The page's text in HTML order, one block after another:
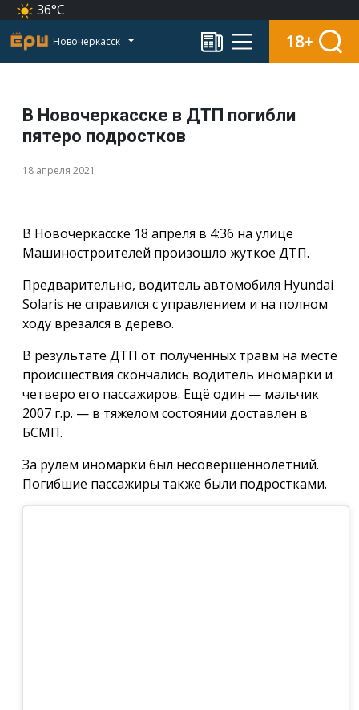
36°C
Новочеркасск 18+
В Новочеркасске в ДТП погибли
пятеро подростков
18 апреля 2021
В Новочеркасске 18 апреля в 4:36 на улице
Машиностроителей произошло жуткое ДТП.
Предварительно, водитель автомобиля Hyundai
Solaris не справился с управлением и на полном
ходу врезался в дерево.
В результате ДТП от полученных травм на месте
происшествия скончались водитель иномарки и
четверо его пассажиров. Ещё один — мальчик
2007 г.р. — в тяжелом состоянии доставлен в
БСМП.
За рулем иномарки был несовершеннолетний.
Погибшие пассажиры также были подростками.